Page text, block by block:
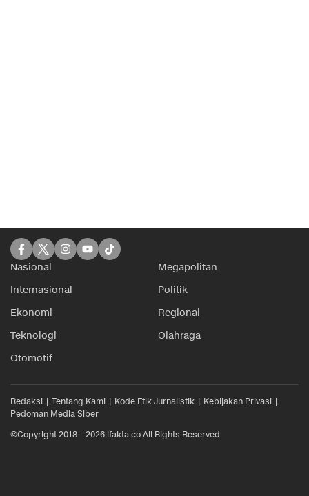
Nasional
Megapolitan
Internasional
Politik
Ekonomi
Regional
Teknologi
Olahraga
Otomotif
Redaksi Tentang Kami Kode Etik Jurnalistik
Kebijakan Privasi
Pedoman Media Siber
©Copyright 2018 – 2026 ifakta.co All Rights Reserved